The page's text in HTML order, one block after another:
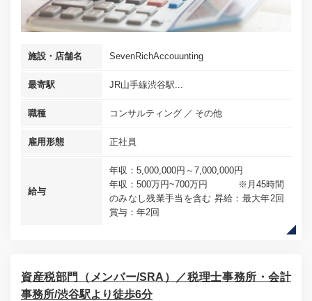
施設・店舗名 SevenRichAccouunting
最寄駅 JR山手線渋谷駅...
職種 コンサルティング その他
雇用形態 正社員
給与
年収：5,000,000円～7,000,000円
年収：500万円~700万円 ※月45時間
のみなし残業手当を含む 昇給：最大年2回
賞与：年2回
資産税部門（メンバー/SRA）／税理士事務所・会計
事務所/渋谷駅より徒歩6分